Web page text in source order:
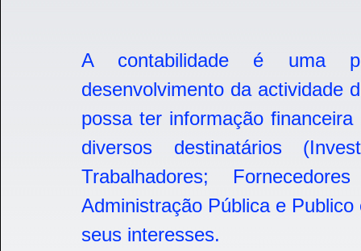
A contabilidade é uma
desenvolvimento da actividade
possa ter informação
diversos destinatários
Trabalhadores;
Administração Pública e
seus interesses.